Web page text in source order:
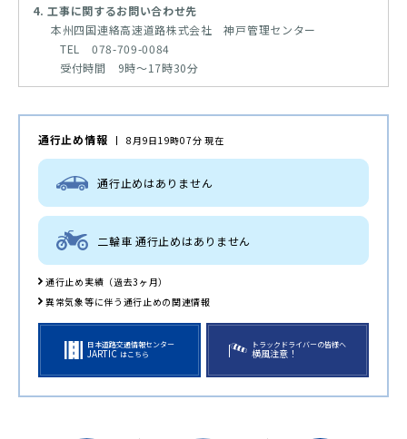
4. 工事に関するお問い合わせ先
本州四国連絡高速道路株式会社 神戸管理センター
TEL 078-709-0084
受付時間 9時～17時30分
通行止め情報 8月9日19時07分 現在
通行止めはありません
二輪車 通行止めはありません
通行止め実績（過去3ヶ月）
異常気象等に伴う通行止めの関連情報
日本道路交通情報センター
JARTIC はこちら
トラックドライバーの皆様へ
横風注意！